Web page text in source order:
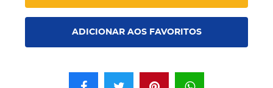
ADICIONAR AOS FAVORITOS